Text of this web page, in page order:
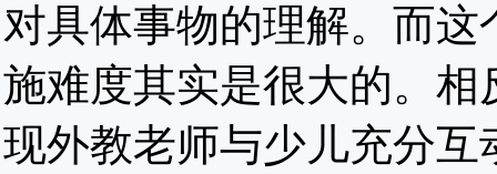
对具体事物的理解。而
施难度其实是很大的。
现外教老师与少儿充分